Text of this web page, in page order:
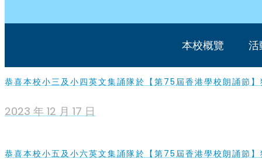
本校概覽 活
恭喜本校小三及小四英文集誦隊於【第75屆香港學校朗誦節
2023 年 12 月 17 日
恭喜本校小五及小六英文集誦隊於【第75屆香港學校朗誦節